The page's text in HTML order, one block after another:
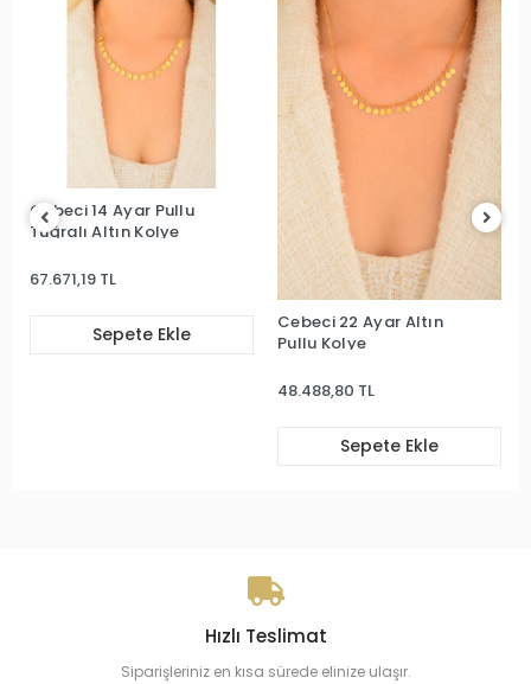
Cebeci 14 Ayar Pullu
Tuğralı Altın Kolye
67.671,19 TL
Sepete Ekle
Cebeci 22 Ayar Altın
Pullu Kolye
48.488,80 TL
Sepete Ekle
Hızlı Teslimat
Siparişleriniz en kısa sürede elinize ulaşır.